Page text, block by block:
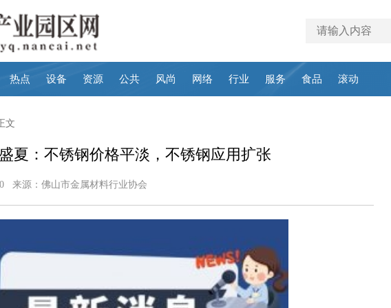
热点 设备 资源 公共 风尚 网络 行业 服务 食品 滚动
文
盛夏：不锈钢价格平淡，不锈钢应用扩张
来源：佛山市金属材料行业协会